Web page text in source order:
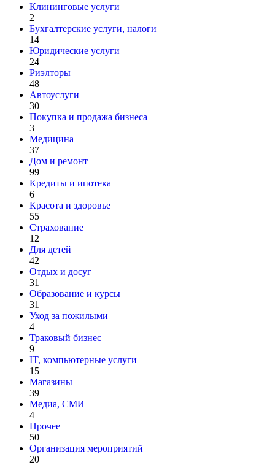
Клининговые услуги
2
Бухгалтерские услуги, налоги
14
Юридические услуги
24
Риэлторы
48
Автоуслуги
30
Покупка и продажа бизнеса
3
Медицина
37
Дом и ремонт
99
Кредиты и ипотека
6
Красота и здоровье
55
Страхование
12
Для детей
42
Отдых и досуг
31
Образование и курсы
31
Уход за пожилыми
4
Траковый бизнес
9
IT, компьютерные услуги
15
Магазины
39
Медиа, СМИ
4
Прочее
50
Организация мероприятий
20